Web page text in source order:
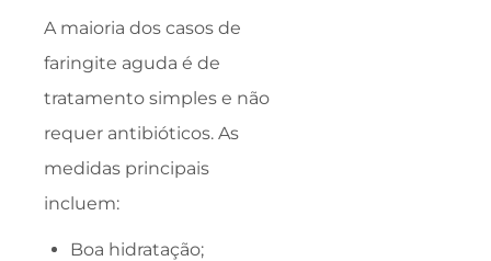
A maioria dos casos de
faringite aguda é de
tratamento simples e não
requer antibióticos. As
medidas principais
incluem:
Boa hidratação;